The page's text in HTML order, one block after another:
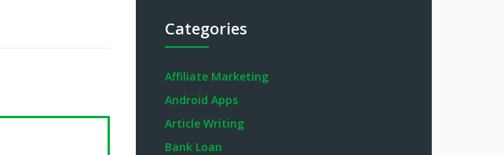
Categories
Affiliate Marketing
Android Apps
Article Writing
Bank Loan